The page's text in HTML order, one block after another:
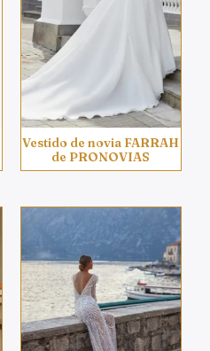
Vestido de novia FARRAH
de PRONOVIAS